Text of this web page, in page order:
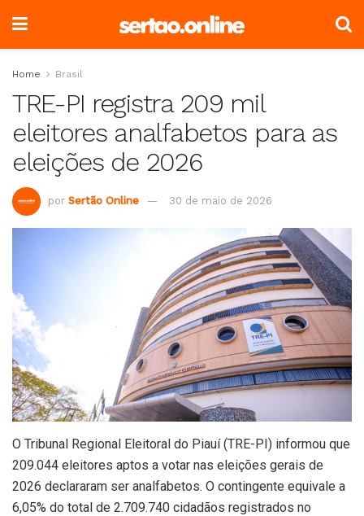
Home Brasil
TRE-PI registra 209 mil
eleitores analfabetos para as
eleições de 2026
por Sertão Online 30 de maio de 2026
O Tribunal Regional Eleitoral do Piauí (TRE-PI) informou que
209.044 eleitores aptos a votar nas eleições gerais de
2026 declararam ser analfabetos. O contingente equivale a
6,05% do total de 2.709.740 cidadãos registrados no